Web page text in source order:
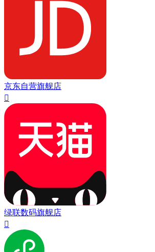
京东自营旗舰店

绿联数码旗舰店
